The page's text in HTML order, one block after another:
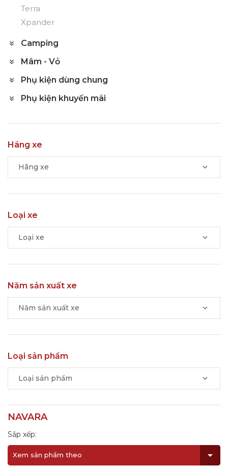
Terra
Xpander
Camping
Mâm - Vỏ
Phụ kiện dùng chung
Phụ kiện khuyến mãi
Hãng xe
Hãng xe
Loại xe
Loại xe
Năm sản xuất xe
Năm sản xuất xe
Loại sản phẩm
Loại sản phẩm
NAVARA
Sắp xếp:
Xem sản phẩm theo